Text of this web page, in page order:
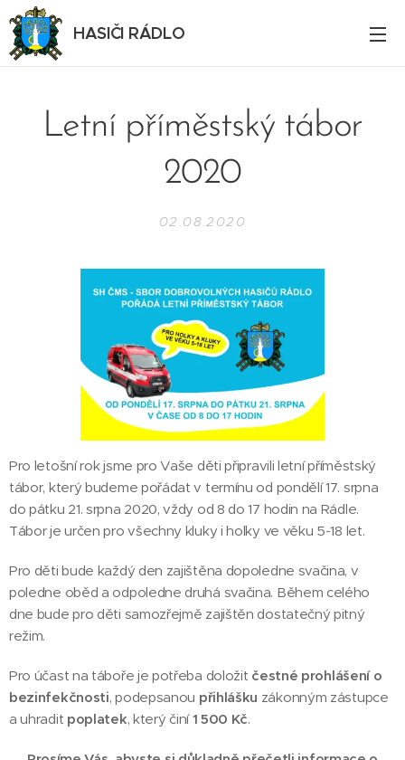
HASIČI RÁDLO
Letní příměstský tábor
2020
02.08.2020
Pro letošní rok jsme pro Vaše děti připravili letní příměstský
tábor, který budeme pořádat v termínu od pondělí 17. srpna
do pátku 21. srpna 2020, vždy od 8 do 17 hodin na Rádle.
Tábor je určen pro všechny kluky i holky ve věku 5-18 let.
Pro děti bude každý den zajištěna dopoledne svačina, v
poledne oběd a odpoledne druhá svačina. Během celého
dne bude pro děti samozřejmě zajištěn dostatečný pitný
režim.
Pro účast na táboře je potřeba doložit čestné prohlášení o
bezinfekčnosti, podepsanou přihlášku zákonným zástupce
a uhradit poplatek, který činí1 500 Kč.